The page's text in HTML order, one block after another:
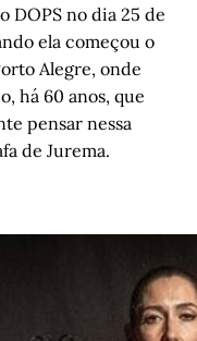
DOPS no dia 25 de
ela começou o
Alegre, onde
há 60 anos, que
pensar nessa
de Jurema.